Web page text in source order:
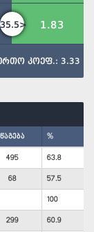
35.5> 1.83
კოეფ.: 3.33
წაგება %
495 63.8
68 57.5
100
299 60.9